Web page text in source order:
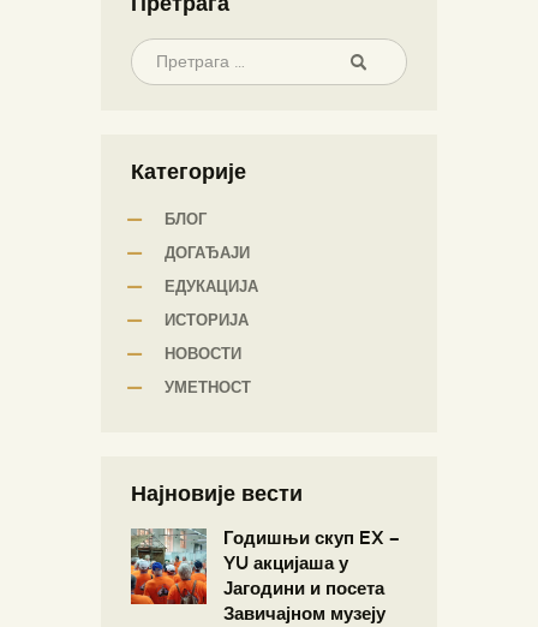
Категорије
БЛОГ
ДОГАЂАЈИ
ЕДУКАЦИЈА
ИСТОРИЈА
НОВОСТИ
УМЕТНОСТ
Најновије вести
Годишњи скуп EX –
YU акцијаша у
Јагодини и посета
Завичајном музеју